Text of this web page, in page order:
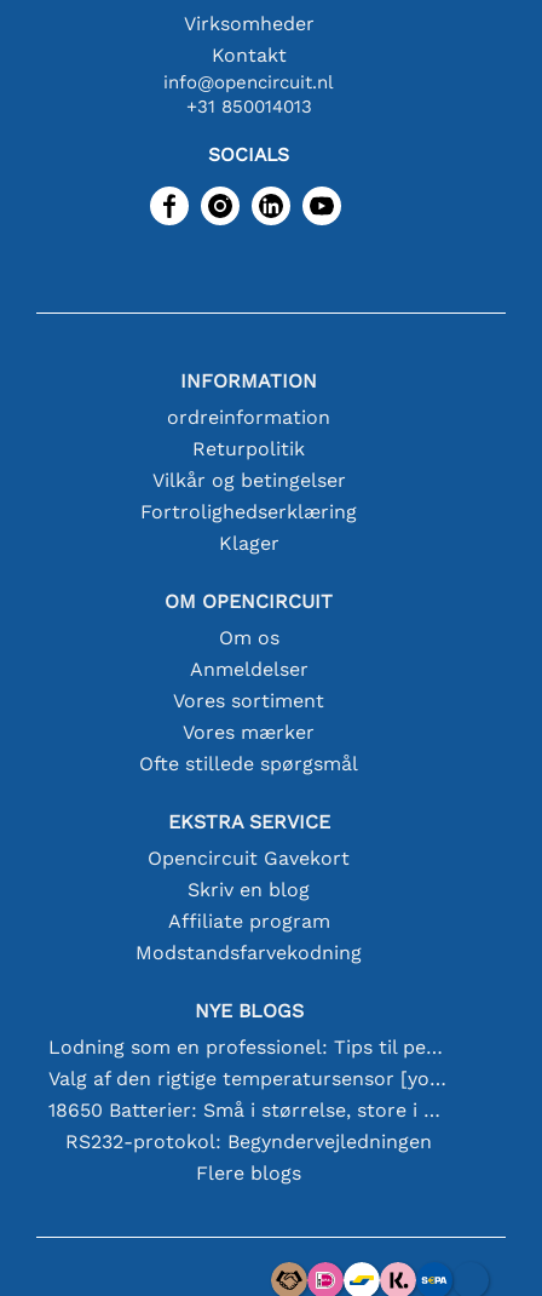
Virksomheder
Kontakt
info@opencircuit.nl
+31 850014013
SOCIALS
INFORMATION
ordreinformation
Returpolitik
Vilkår og betingelser
Fortrolighedserklæring
Klager
OM OPENCIRCUIT
Om os
Anmeldelser
Vores sortiment
Vores mærker
Ofte stillede spørgsmål
EKSTRA SERVICE
Opencircuit Gavekort
Skriv en blog
Affiliate program
Modstandsfarvekodning
NYE BLOGS
Lodning som en professionel: Tips til perfekte elektroniske forbindelser
Valg af den rigtige temperatursensor [youtube]
18650 Batterier: Små i størrelse, store i ydeevne
RS232-protokol: Begyndervejledningen
Flere blogs